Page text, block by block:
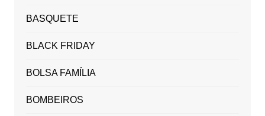
BASQUETE
BLACK FRIDAY
BOLSA FAMÍLIA
BOMBEIROS